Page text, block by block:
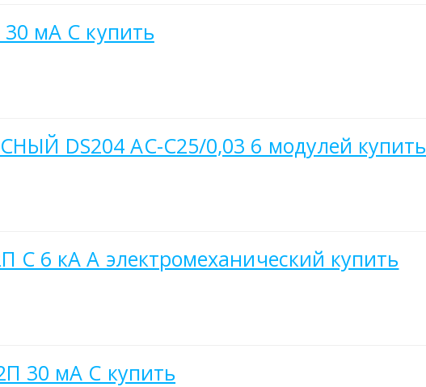
мА C купить
DS204 AC-C25/0,03 6 модулей купить
6 кА A электромеханический купить
30 мА C купить